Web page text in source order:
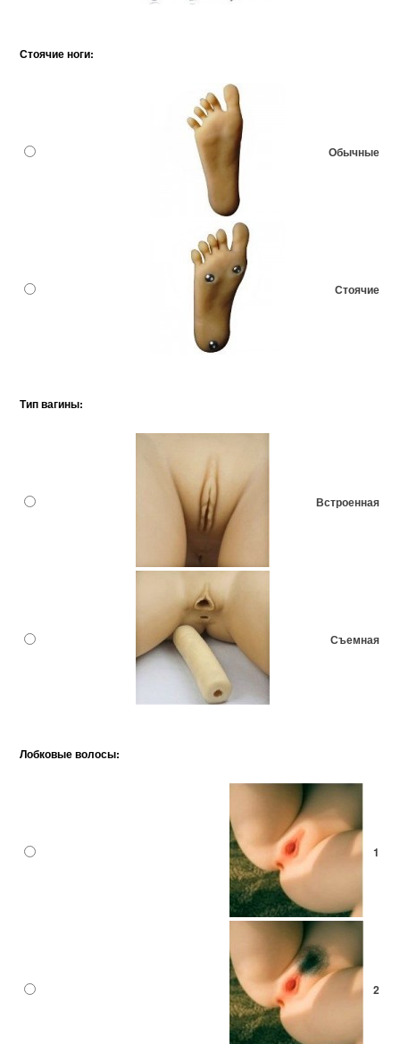
Стоячие ноги:
Обычные
Стоячие
Тип вагины:
Встроенная
Съемная
Лобковые волосы:
1
2